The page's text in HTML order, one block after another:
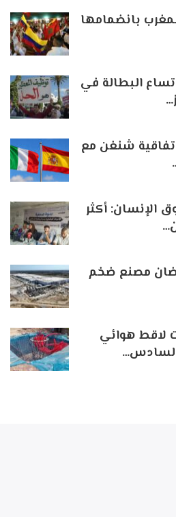
بانضمامها
البطالة في
شنغن مع
الإنسان: أكثر
مصنع ضخم
لاقط هوائي
السادس…